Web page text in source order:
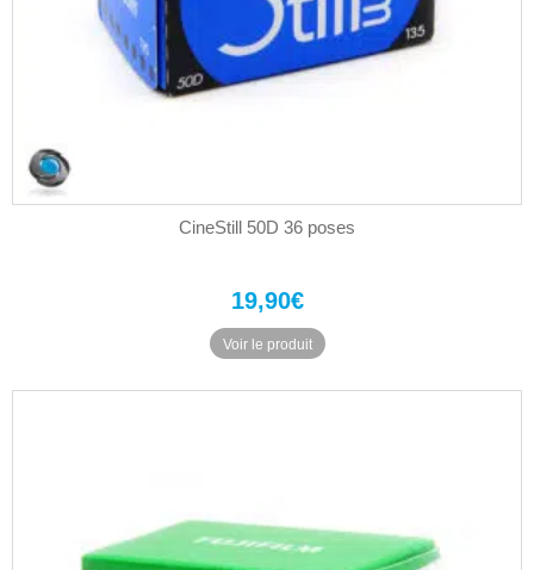
CineStill 50D 36 poses
19,90€
Voir le produit